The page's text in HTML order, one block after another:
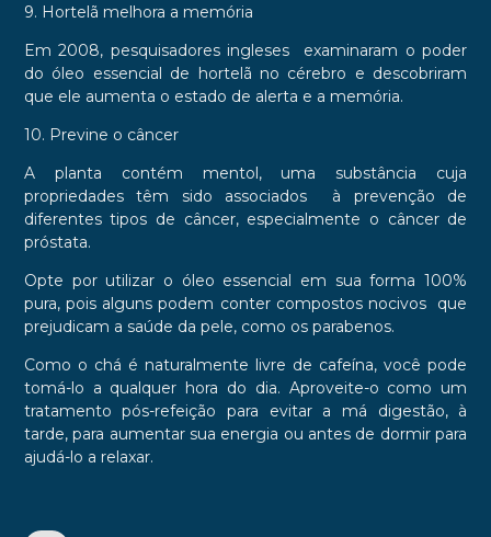
9. Hortelã melhora a memória
Em 2008, pesquisadores ingleses examinaram o poder
do óleo essencial de hortelã no cérebro e descobriram
que ele aumenta o estado de alerta e a memória.
10. Previne o câncer
A planta contém mentol, uma substância cuja
propriedades têm sido associados à prevenção de
diferentes tipos de câncer, especialmente o câncer de
próstata.
Opte por utilizar o óleo essencial em sua forma 100%
pura, pois alguns podem conter compostos nocivos que
prejudicam a saúde da pele, como os parabenos.
Como o chá é naturalmente livre de cafeína, você pode
tomá-lo a qualquer hora do dia. Aproveite-o como um
tratamento pós-refeição para evitar a má digestão, à
tarde, para aumentar sua energia ou antes de dormir para
ajudá-lo a relaxar.